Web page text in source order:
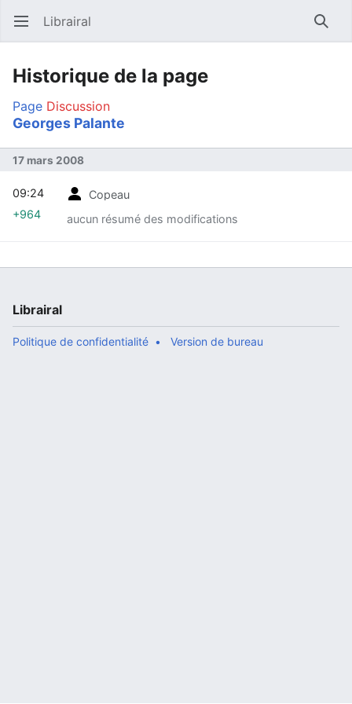
Ouvrir le menu principal Librairal
Historique de la page
Page Discussion
Georges Palante
17 mars 2008
Copeau
aucun résumé des modifications
09:24
+964
Librairal
Politique de confidentialité Version de bureau